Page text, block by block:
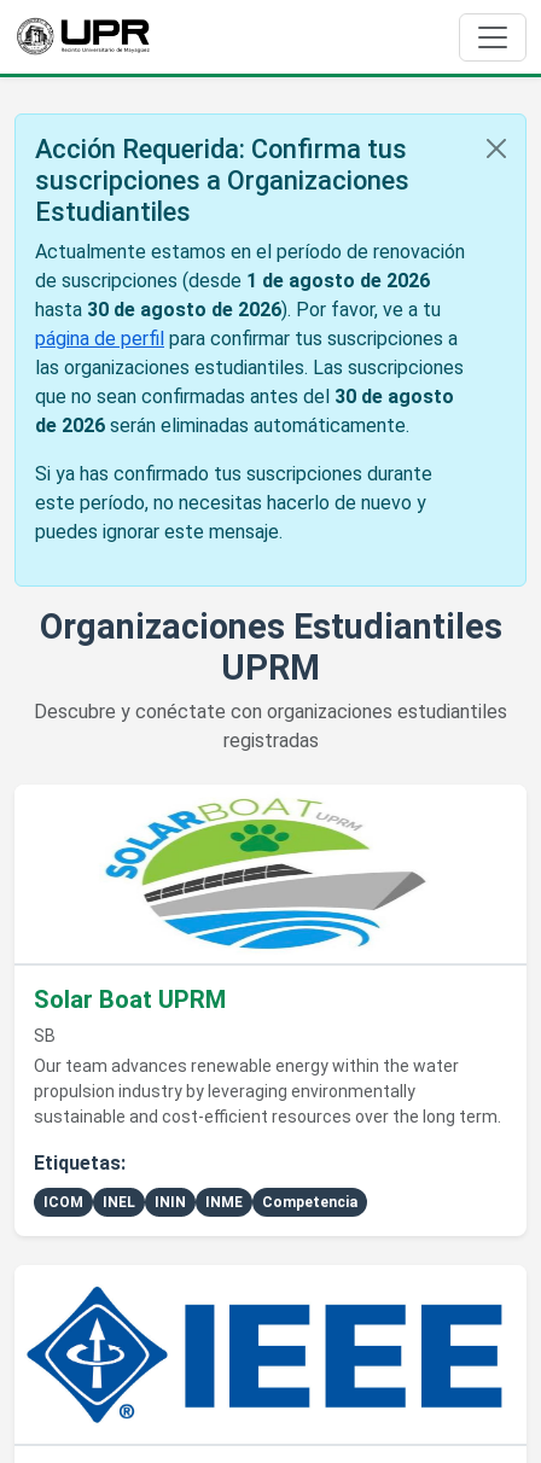
Acción Requerida: Confirma tus
suscripciones a Organizaciones
Estudiantiles
Actualmente estamos en el período de renovación
de suscripciones (desde 1 de agosto de 2026
hasta 30 de agosto de 2026). Por favor, ve a tu
página de perfil para confirmar tus suscripciones a
las organizaciones estudiantiles. Las suscripciones
que no sean confirmadas antes del 30 de agosto
de 2026 serán eliminadas automáticamente.
Si ya has confirmado tus suscripciones durante
este período, no necesitas hacerlo de nuevo y
puedes ignorar este mensaje.
Organizaciones Estudiantiles
UPRM
Descubre y conéctate con organizaciones estudiantiles
registradas
Ver detalles de Solar Boat UPRM
Solar Boat UPRM
SB
Our team advances renewable energy within the water
propulsion industry by leveraging environmentally
sustainable and cost-efficient resources over the long term.
Etiquetas:
ICOM INEL ININ INME Competencia